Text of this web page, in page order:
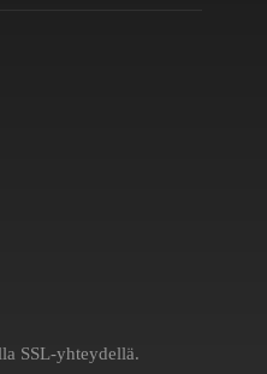
SSL-yhteydellä.